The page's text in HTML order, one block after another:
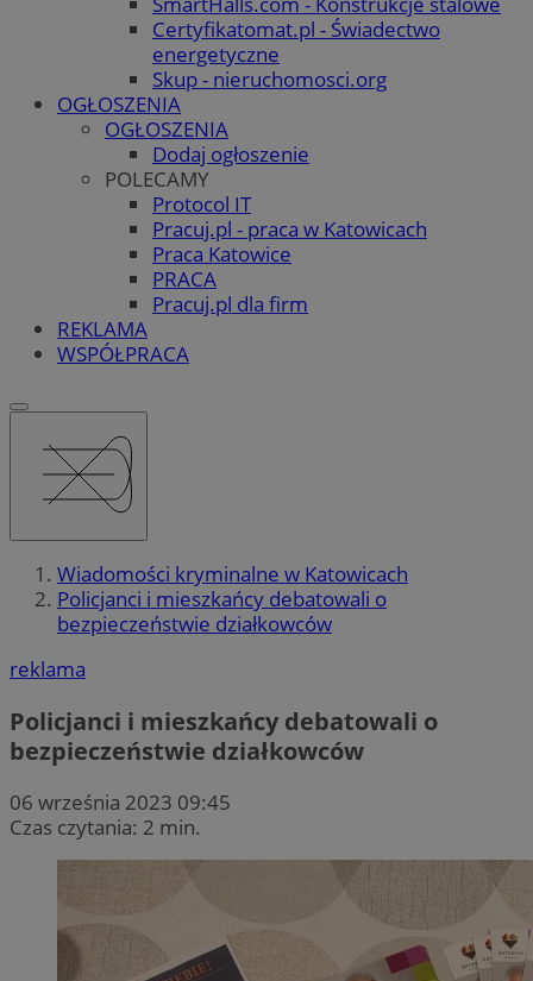
Certyfikatomat.pl - Świadectwo
energetyczne
Skup - nieruchomosci.org
OGŁOSZENIA
OGŁOSZENIA
Dodaj ogłoszenie
POLECAMY
Protocol IT
Pracuj.pl - praca w Katowicach
Praca Katowice
PRACA
Pracuj.pl dla firm
REKLAMA
WSPÓŁPRACA
Wiadomości kryminalne w Katowicach
Policjanci i mieszkańcy debatowali o
bezpieczeństwie działkowców
reklama
Policjanci i mieszkańcy debatowali o
bezpieczeństwie działkowców
06 września 2023 09:45
Czas czytania: 2 min.